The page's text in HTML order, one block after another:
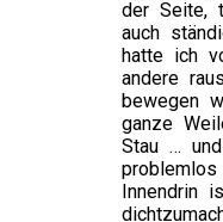
der Seite,
auch
hatte ich
andere
bewegen
ganze
Stau …
Innendrin